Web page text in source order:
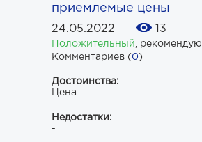
приемлемые цены
24.05.2022 13
Положительный
рекомендую
Комментариев (0)
Достоинства:
Цена
Недостатки:
-